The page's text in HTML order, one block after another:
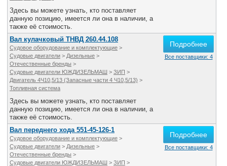
Здесь вы можете узнать, кто поставляет
данную позицию, имеется ли она в наличии, а
также её стоимость.
Вал кулачковый ТНВД 260.44.108
Судовое оборудование и комплектующие >
Судовые двигатели > Дизельные >
Отечественные бренды >
Судовые двигатели ЮЖДИЗЕЛЬМАШ > ЗИП >
Двигатель 4Ч10,5/13 (Запасные части 4 Ч10,5/13) >
Топливная система
Здесь вы можете узнать, кто поставляет
данную позицию, имеется ли она в наличии, а
также её стоимость.
Подробнее
Все поставщики: 4
Вал переднего хода 551-45-126-1
Судовое оборудование и комплектующие >
Судовые двигатели > Дизельные >
Отечественные бренды >
Судовые двигатели ЮЖДИЗЕЛЬМАШ > ЗИП >
Подробнее
Все поставщики: 4